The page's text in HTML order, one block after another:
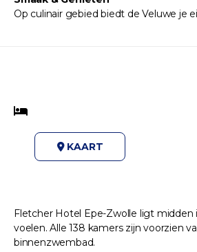
Op culinair gebied biedt de Veluwe je
KAART
Fletcher Hotel Epe-Zwolle ligt midden
voelen. Alle 138 kamers zijn voorzien
binnenzwembad.